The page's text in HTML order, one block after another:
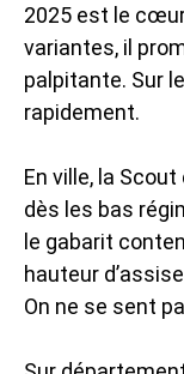
2025 est le
variantes, il
palpitante. Sur
rapidement.
En ville, la
dès les bas
le gabarit
hauteur
On ne se sent